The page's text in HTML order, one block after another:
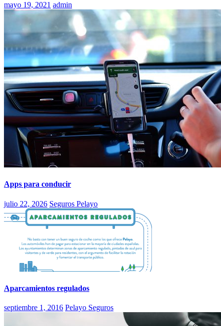
mayo 19, 2021 admin
Apps para conducir
julio 22, 2026 Seguros Pelayo
Aparcamientos regulados
septiembre 1, 2016 Pelayo Seguros